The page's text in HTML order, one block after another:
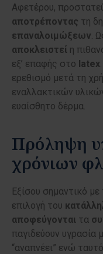
Αφετέρου,
αποτρέποντας τη
επαναλοιμώξεων.
αποκλειστεί η
εξ’ επαφής στο latex
ερεθισμό μετά τη
εναλλακτικών
ευαίσθητο δέρμα.
Πρόληψη
χρόνιων
Εξίσου σημαντικό με
επιλογή του
αποφεύγονται τα
παγιδεύουν υγρασία
“αναπνέει” ενώ